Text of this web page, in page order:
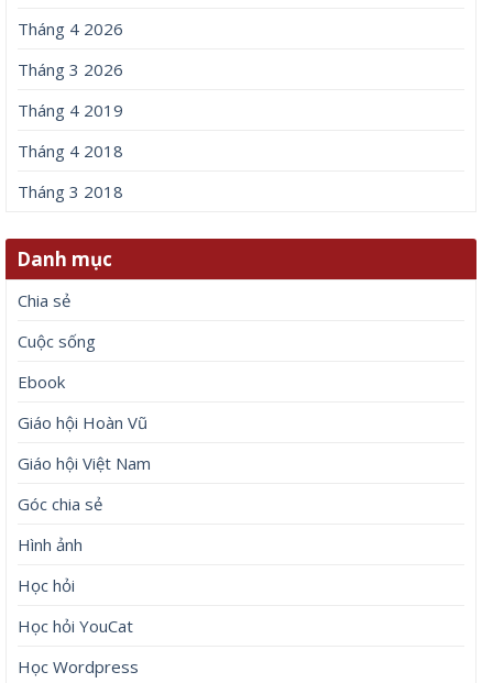
Tháng 4 2026
Tháng 3 2026
Tháng 4 2019
Tháng 4 2018
Tháng 3 2018
Danh mục
Chia sẻ
Cuộc sống
Ebook
Giáo hội Hoàn Vũ
Giáo hội Việt Nam
Góc chia sẻ
Hình ảnh
Học hỏi
Học hỏi YouCat
Học Wordpress